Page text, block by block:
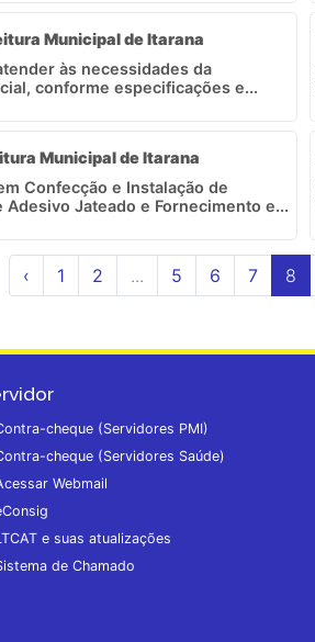
Municipal de Itarana
às necessidades da
conforme especificações e...
Municipal de Itarana
Confecção e Instalação de
Jateado e Fornecimento e...
‹ 1 2 ... 5 6 7 8
cheque (Servidores PMI)
cheque (Servidores Saúde)
Webmail
e suas atualizações
de Chamado